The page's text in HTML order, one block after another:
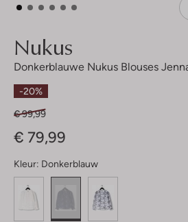
Nukus
Donkerblauwe Nukus Blouses
-20%
€ 99,99
€ 79,99
Kleur: Donkerblauw